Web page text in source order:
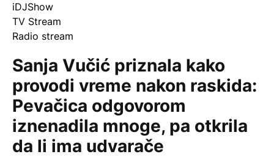
iDJShow
TV Stream
Radio stream
Sanja Vučić priznala kako
provodi vreme nakon raskida:
Pevačica odgovorom
iznenadila mnoge, pa otkrila
da li ima udvarače